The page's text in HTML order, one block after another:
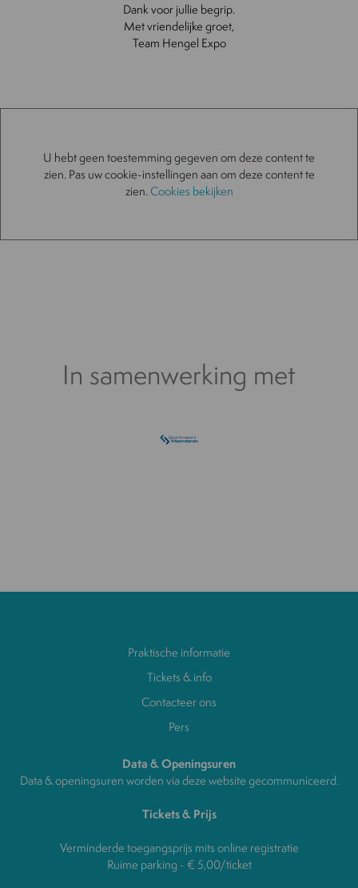
Dank voor jullie begrip.
Met vriendelijke groet,
Team Hengel Expo
U hebt geen toestemming gegeven om deze content te
zien. Pas uw cookie-instellingen aan om deze content te
zien.Cookies bekijken
In samenwerking met
Praktische informatie
Tickets & info
Contacteer ons
Pers
Data & Openingsuren
Data & openingsuren worden via deze website gecommuniceerd.
Tickets & Prijs
Verminderde toegangsprijs mits online registratie
Ruime parking - € 5,00/ticket